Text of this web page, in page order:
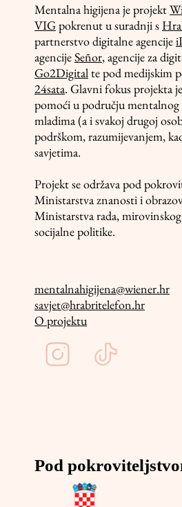
Mentalna higijena je projekt
VIGpokrenut u suradnji s
partnerstvo digitalne agencije
agencijeSeñor, agencije za
Go2Digitalte pod medijskim
24sata. Glavni fokus projekta
pomoći u području mentalnog
mladima (a i svakoj drugoj
podrškom, razumijevanjem,
savjetima.
Projekt se održava pod
Ministarstva znanosti i
Ministarstva rada,
socijalne politike.
mentalnahigijena@wiener.hr
savjet@hrabritelefon.hr
O projektu
Pod